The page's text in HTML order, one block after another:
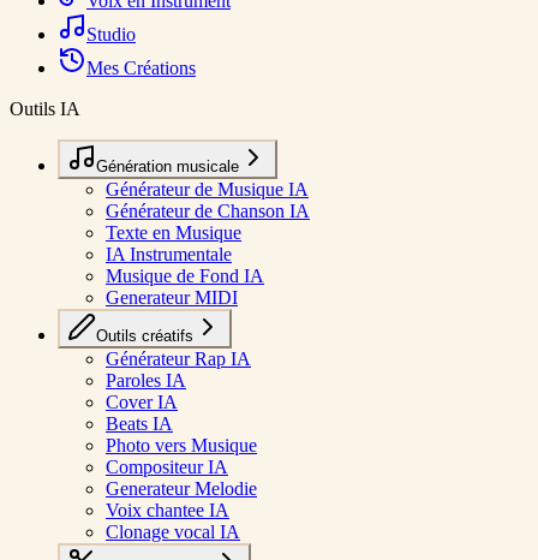
Studio
Mes Créations
Outils IA
Génération musicale
Générateur de Musique IA
Générateur de Chanson IA
Texte en Musique
IA Instrumentale
Musique de Fond IA
Generateur MIDI
Outils créatifs
Générateur Rap IA
Paroles IA
Cover IA
Beats IA
Photo vers Musique
Compositeur IA
Generateur Melodie
Voix chantee IA
Clonage vocal IA